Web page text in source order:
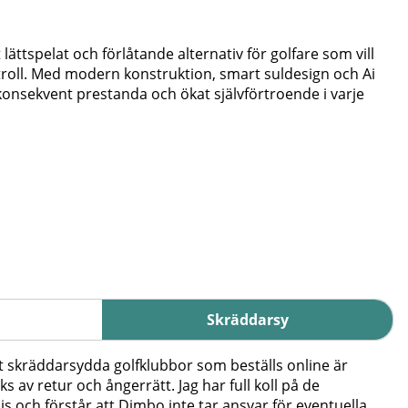
och förlåtande alternativ för golfare som vill
Med modern konstruktion, smart suldesign och Ai
prestanda och ökat självförtroende i varje
Skräddarsy
skräddarsydda golfklubbor som beställs online är
av retur och ångerrätt. Jag har full koll på de